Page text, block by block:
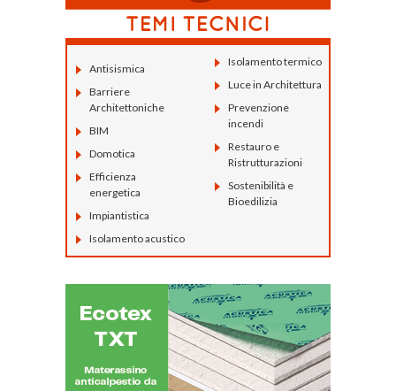
Antisismica
Barriere
Architettoniche
BIM
Domotica
Efficienza
energetica
Impiantistica
Isolamento acustico
Isolamento termico
Luce in Architettura
Prevenzione
incendi
Restauro e
Ristrutturazioni
Sostenibilità e
Bioedilizia